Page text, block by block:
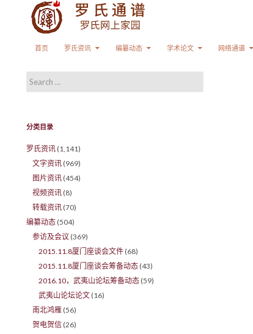
首页
罗氏资讯 编纂动态 学术论文 网络通谱
Search for:
分类目录
罗氏资讯 (1,141)
文字资讯 (969)
图片资讯 (454)
视频资讯 (8)
转载资讯 (70)
编纂动态 (504)
参访及会议 (369)
2015.11.8厦门座谈会文件 (68)
2015.11.8厦门座谈会筹备动态 (43)
2016.10，武夷山论坛筹备动态 (59)
武夷山论坛论文 (16)
南北鸿雁 (56)
贺电贺信 (26)